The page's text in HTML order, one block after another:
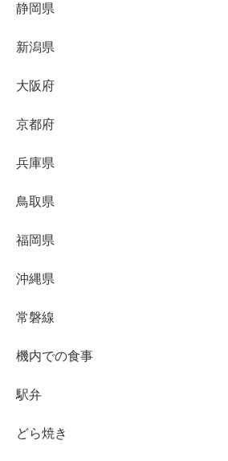
静岡県
新潟県
大阪府
京都府
兵庫県
鳥取県
福岡県
沖縄県
常磐線
機内での食事
駅弁
どら焼き